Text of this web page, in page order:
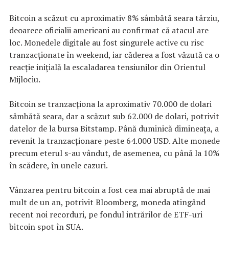
Bitcoin a scăzut cu aproximativ 8% sâmbătă seara târziu,
deoarece oficialii americani au confirmat că atacul are
loc. Monedele digitale au fost singurele active cu risc
tranzacționate în weekend, iar căderea a fost văzută ca o
reacție inițială la escaladarea tensiunilor din Orientul
Mijlociu.
Bitcoin se tranzacționa la aproximativ 70.000 de dolari
sâmbătă seara, dar a scăzut sub 62.000 de dolari, potrivit
datelor de la bursa Bitstamp. Până duminică dimineața, a
revenit la tranzacționare peste 64.000 USD. Alte monede
precum eterul s-au vândut, de asemenea, cu până la 10%
în scădere, în unele cazuri.
Vânzarea pentru bitcoin a fost cea mai abruptă de mai
mult de un an, potrivit Bloomberg, moneda atingând
recent noi recorduri, pe fondul intrărilor de ETF-uri
bitcoin spot în SUA.